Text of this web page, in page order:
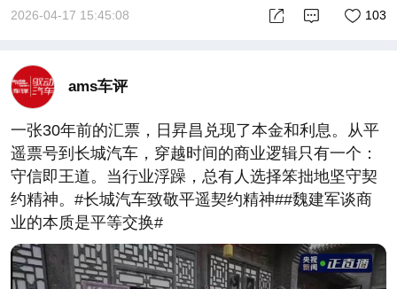
2026-04-17 15:45:08 103
ams车评
一张30年前的汇票，日昇昌兑现了本金和利息。从平
遥票号到长城汽车，穿越时间的商业逻辑只有一个：
守信即王道。当行业浮躁，总有人选择笨拙地坚守契
约精神。#长城汽车致敬平遥契约精神##魏建军谈商
业的本质是平等交换#